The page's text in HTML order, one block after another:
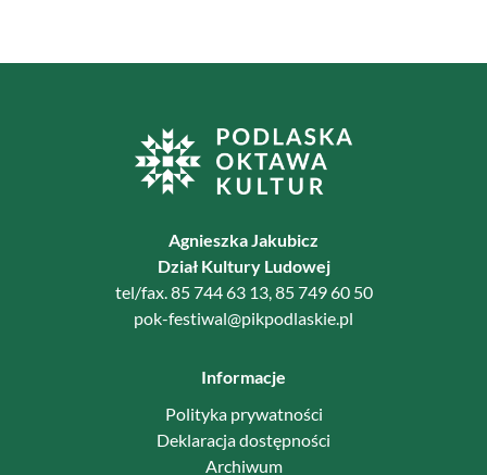
Agnieszka Jakubicz
Dział Kultury Ludowej
tel/fax. 85 744 63 13, 85 749 60 50
pok-festiwal@pikpodlaskie.pl
Informacje
Polityka prywatności
Deklaracja dostępności
Archiwum